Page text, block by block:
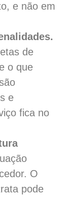
e não em
de
o que
e
fica no
O
pode